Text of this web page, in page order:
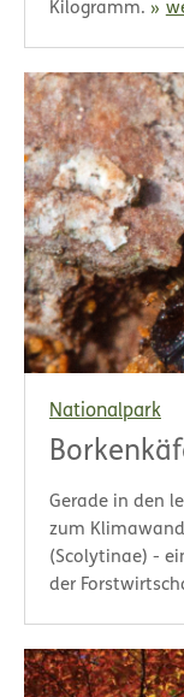
Kilogramm.
Nationalpark
Gerade in den
zum
(Scolytinae) -
der